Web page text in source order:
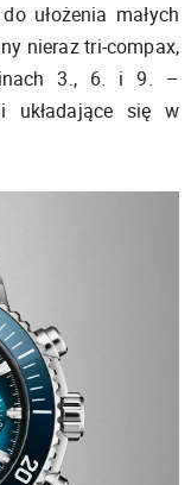
ułożenia małych
nieraz tri-compax,
3., 6. i 9. –
układające się w